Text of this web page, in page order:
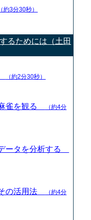
（約3分30秒）
るためには（土田
（約2分30秒）
雀を観る
（約4分
ータを分析する
の活用法
（約4分